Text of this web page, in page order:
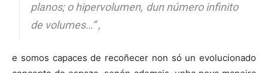
planos; o hipervolumen, dun número infinito
de volumes…” ,
e somos capaces de recoñecer non só un evolucionado